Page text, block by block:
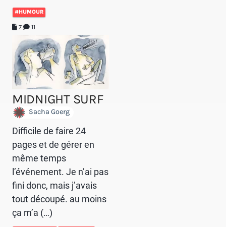
#HUMOUR
7 11
MIDNIGHT SURF
Sacha Goerg
Difficile de faire 24
pages et de gérer en
même temps
l’événement. Je n’ai pas
fini donc, mais j’avais
tout découpé. au moins
ça m’a (…)